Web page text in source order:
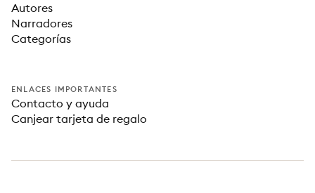
Autores
Narradores
Categorías
ENLACES IMPORTANTES
Contacto y ayuda
Canjear tarjeta de regalo